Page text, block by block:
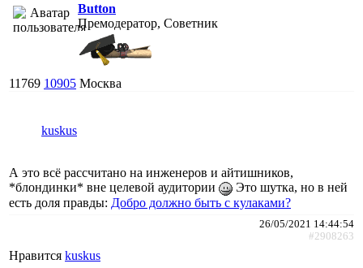
Button
Премодератор, Советник
11769 10905 Москва
kuskus
А это всё расcчитано на инженеров и айтишников,
*блондинки* вне целевой аудитории
Это шутка, но в ней
есть доля правды: Добро должно быть с кулаками?
26/05/2021 14:44:54
#2908263
Нравится kuskus